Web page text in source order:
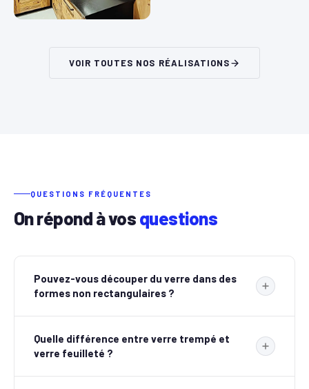
VOIR TOUTES NOS RÉALISATIONS
QUESTIONS FRÉQUENTES
On répond à vosquestions
Pouvez-vous découper du verre dans des
formes non rectangulaires ?
toutes les formes : rectangles, carrés, triangles, arcs,
formes libres et découpages sur mesure. Il vous suffit de
nous fournir un plan ou un gabarit, et nous réalisons la
Quelle différence entre verre trempé et
verre feuilleté ?